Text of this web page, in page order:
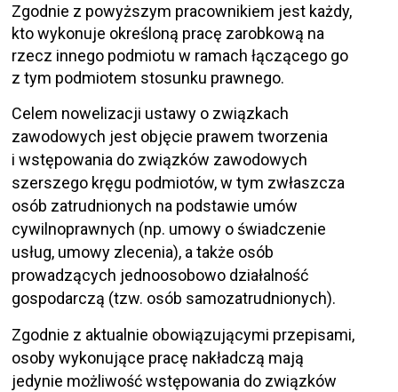
Zgodnie z powyższym pracownikiem jest każdy,
kto wykonuje określoną pracę zarobkową na
rzecz innego podmiotu w ramach łączącego go
z tym podmiotem stosunku prawnego.
Celem nowelizacji ustawy o związkach
zawodowych jest objęcie prawem tworzenia
i wstępowania do związków zawodowych
szerszego kręgu podmiotów, w tym zwłaszcza
osób zatrudnionych na podstawie umów
cywilnoprawnych (np. umowy o świadczenie
usług, umowy zlecenia), a także osób
prowadzących jednoosobowo działalność
gospodarczą (tzw. osób samozatrudnionych).
Zgodnie z aktualnie obowiązującymi przepisami,
osoby wykonujące pracę nakładczą mają
jedynie możliwość wstępowania do związków